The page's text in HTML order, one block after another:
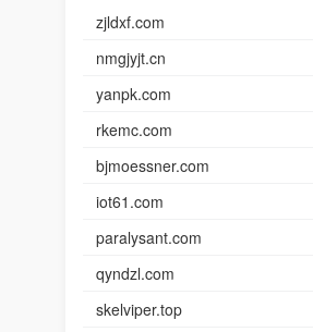
zjldxf.com
nmgjyjt.cn
yanpk.com
rkemc.com
bjmoessner.com
iot61.com
paralysant.com
qyndzl.com
skelviper.top